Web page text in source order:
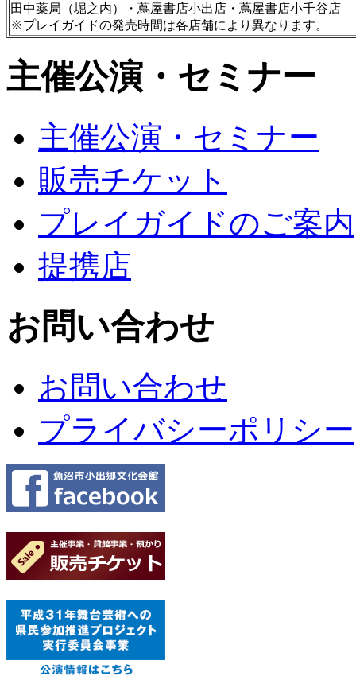
田中薬局（堀之内）・蔦屋書店小出店・蔦屋書店小千谷店
※プレイガイドの発売時間は各店舗により異なります。
主催公演・セミナー
主催公演・セミナー
販売チケット
プレイガイドのご案内
提携店
お問い合わせ
お問い合わせ
プライバシーポリシー